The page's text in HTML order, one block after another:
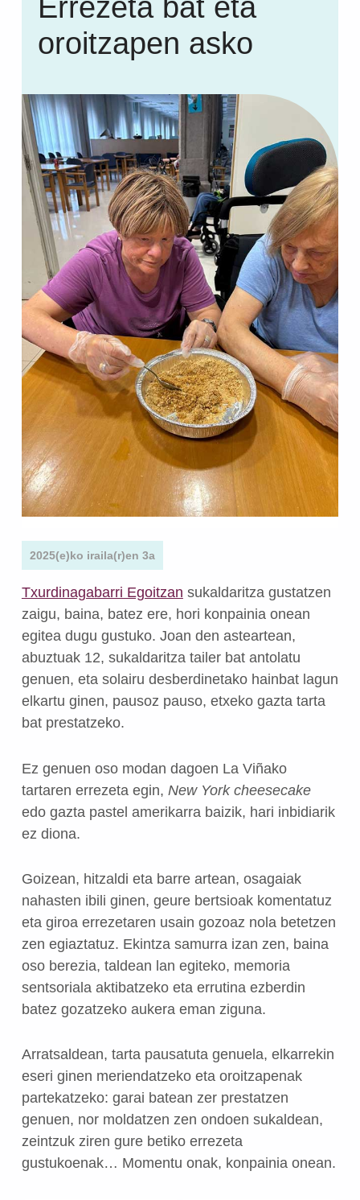
Errezeta bat eta
oroitzapen asko
2025(e)ko iraila(r)en 3a
Txurdinagabarri Egoitzan sukaldaritza gustatzen
zaigu, baina, batez ere, hori konpainia onean
egitea dugu gustuko. Joan den asteartean,
abuztuak 12, sukaldaritza tailer bat antolatu
genuen, eta solairu desberdinetako hainbat lagun
elkartu ginen, pausoz pauso, etxeko gazta tarta
bat prestatzeko.
Ez genuen oso modan dagoen La Viñako
tartaren errezeta egin, New York cheesecake
edo gazta pastel amerikarra baizik, hari inbidiarik
ez diona.
Goizean, hitzaldi eta barre artean, osagaiak
nahasten ibili ginen, geure bertsioak komentatuz
eta giroa errezetaren usain gozoaz nola betetzen
zen egiaztatuz. Ekintza samurra izan zen, baina
oso berezia, taldean lan egiteko, memoria
sentsoriala aktibatzeko eta errutina ezberdin
batez gozatzeko aukera eman ziguna.
Arratsaldean, tarta pausatuta genuela, elkarrekin
eseri ginen meriendatzeko eta oroitzapenak
partekatzeko: garai batean zer prestatzen
genuen, nor moldatzen zen ondoen sukaldean,
zeintzuk ziren gure betiko errezeta
gustukoenak… Momentu onak, konpainia onean.